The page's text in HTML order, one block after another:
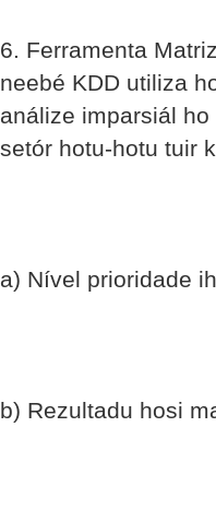
6. Ferramenta
neebé KDD utiliza
análize imparsiál
setór hotu-hotu tuir
a) Nível prioridade
b) Rezultadu hosi